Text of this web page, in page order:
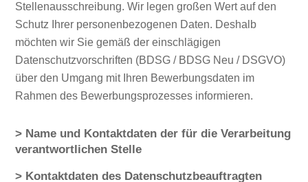
Stellenausschreibung. Wir legen großen Wert auf den
Schutz Ihrer personenbezogenen Daten. Deshalb
möchten wir Sie gemäß der einschlägigen
Datenschutzvorschriften (BDSG / BDSG Neu / DSGVO)
über den Umgang mit Ihren Bewerbungsdaten im
Rahmen des Bewerbungsprozesses informieren.
> Name und Kontaktdaten der für die Verarbeitung
verantwortlichen Stelle
> Kontaktdaten des Datenschutzbeauftragten